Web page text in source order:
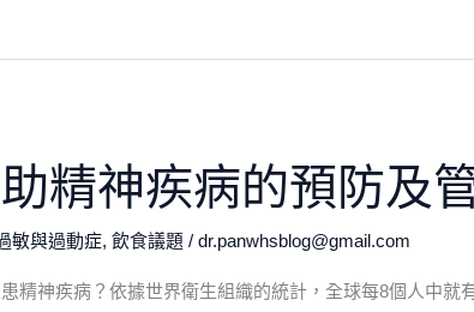
精神疾病的預防及
敏與過動症,飲食議題 /dr.panwhsblog@gmail.com
精神疾病？依據世界衛生組織的統計，全球每8個人中就